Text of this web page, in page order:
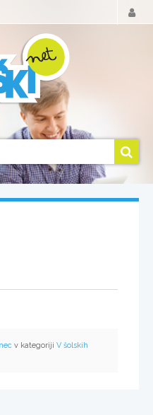
v kategoriji V šolskih